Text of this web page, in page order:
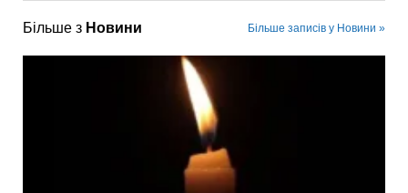
Більше з Новини Більше записів у Новини »